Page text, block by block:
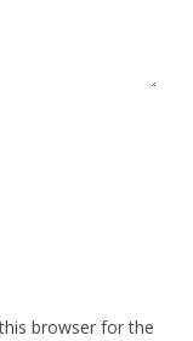
browser for the